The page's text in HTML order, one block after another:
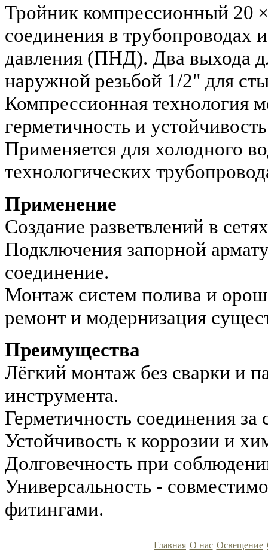
Тройник компрессионный 20
соединения в трубопроводах
давления (ПНД). Два выхода
наружной резьбой 1/2" для
Компрессионная технология
герметичность и
Применяется для холодного
технологических
Применение
Создание разветвлений в
Подключения запорной
соединение.
Монтаж систем полива и
ремонт и модернизация
Преимущества
Лёгкий монтаж без сварки и
инструмента.
Герметичность соединения за
Устойчивость к коррозии и
Долговечность при
Универсальность -
фитингами.
Главная О нас Освещение